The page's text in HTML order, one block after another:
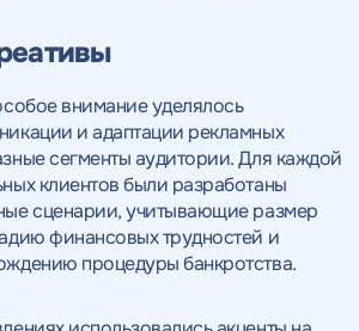
внимание уделялось
и адаптации рекламных
сегменты аудитории. Для каждой
клиентов были разработаны
сценарии, учитывающие размер
финансовых трудностей и
процедуры банкротства.